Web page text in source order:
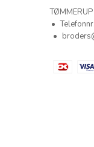
TØMMERUP
Telefonnr.